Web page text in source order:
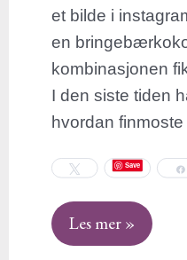
et bilde i
en
kombinasjonen
I den siste tiden
hvordan finmoste
Save
Les mer »